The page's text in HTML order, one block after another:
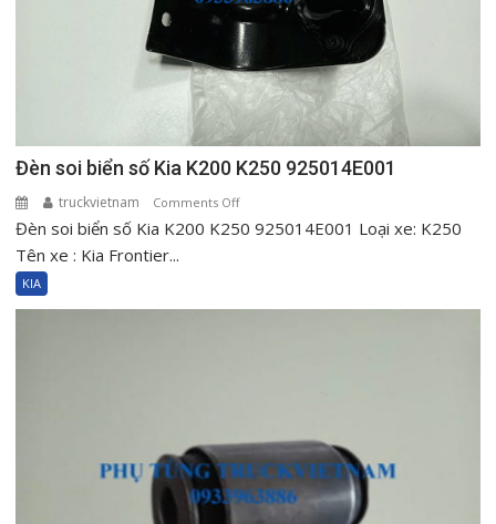
Đèn soi biển số Kia K200 K250 925014E001
truckvietnam Comments Offon
Đèn
Đèn soi biển số Kia K200 K250 925014E001 Loại xe: K250
Tên xe : Kia Frontier...
KIA